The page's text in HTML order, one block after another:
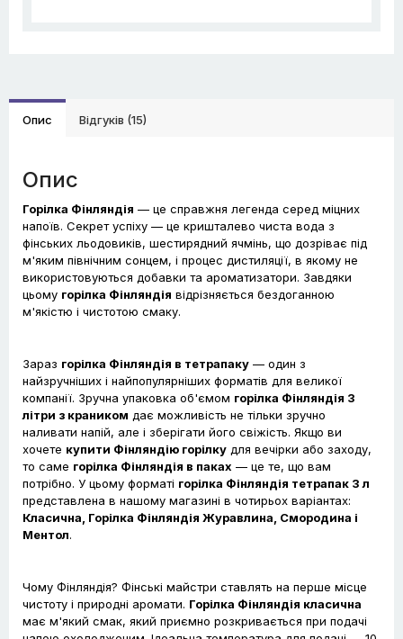
Опис Відгуків (15)
Опис
Горілка Фінляндія — це справжня легенда серед міцних
напоїв. Секрет успіху — це кришталево чиста вода з
фінських льодовиків, шестирядний ячмінь, що дозріває під
м'яким північним сонцем, і процес дистиляції, в якому не
використовуються добавки та ароматизатори. Завдяки
цьому горілка Фінляндія відрізняється бездоганною
м'якістю і чистотою смаку.
Зараз горілка Фінляндія в тетрапаку — один з
найзручніших і найпопулярніших форматів для великої
компанії. Зручна упаковка об'ємом горілка Фінляндія 3
літри з краником дає можливість не тільки зручно
наливати напій, але і зберігати його свіжість. Якщо ви
хочете купити Фінляндію горілку для вечірки або заходу,
то саме горілка Фінляндія в паках — це те, що вам
потрібно. У цьому форматі горілка Фінляндія тетрапак 3 л
представлена в нашому магазині в чотирьох варіантах:
Класична, Горілка Фінляндія Журавлина, Смородина і
Ментол.
Чому Фінляндія? Фінські майстри ставлять на перше місце
чистоту і природні аромати. Горілка Фінляндія класична
має м'який смак, який приємно розкривається при подачі